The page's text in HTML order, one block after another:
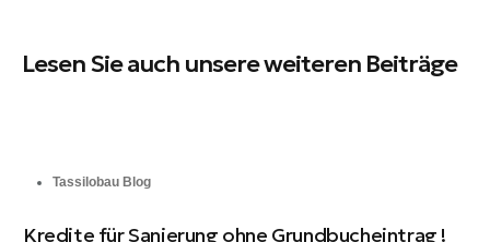
Lesen Sie auch unsere weiteren Beiträge
Tassilobau Blog
Kredite für Sanierung ohne Grundbucheintrag !